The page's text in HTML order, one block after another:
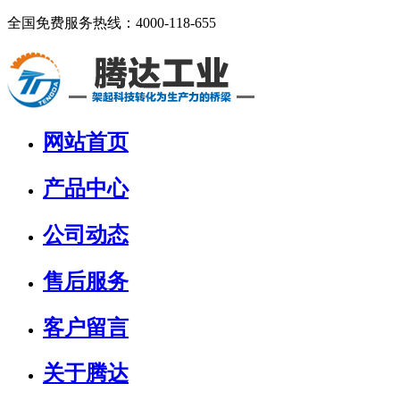
全国免费服务热线： 4000-118-655
网站首页
产品中心
公司动态
售后服务
客户留言
关于腾达